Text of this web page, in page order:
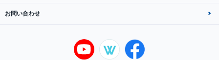
お問い合わせ